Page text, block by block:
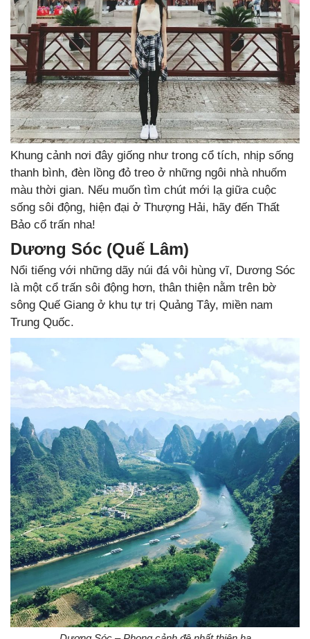
Khung cảnh nơi đây giống như trong cổ tích, nhịp sống
thanh bình, đèn lồng đỏ treo ở những ngôi nhà nhuốm
màu thời gian. Nếu muốn tìm chút mới lạ giữa cuộc
sống sôi động, hiện đại ở Thượng Hải, hãy đến Thất
Bảo cổ trấn nha!
Dương Sóc (Quế Lâm)
Nổi tiếng với những dãy núi đá vôi hùng vĩ, Dương Sóc
là một cổ trấn sôi động hơn, thân thiện nằm trên bờ
sông Quế Giang ở khu tự trị Quảng Tây, miền nam
Trung Quốc.